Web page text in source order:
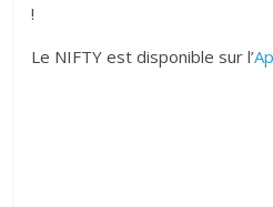
!
Le NIFTY est disponible sur l’